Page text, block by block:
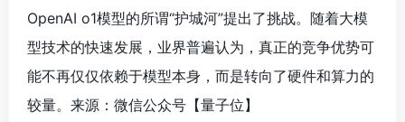
OpenAI o1模型的所谓“护城河”提出了挑战。随着大模
型技术的快速发展，业界普遍认为，真正的竞争优势可
能不再仅仅依赖于模型本身，而是转向了硬件和算力的
较量。来源：微信公众号【量子位】